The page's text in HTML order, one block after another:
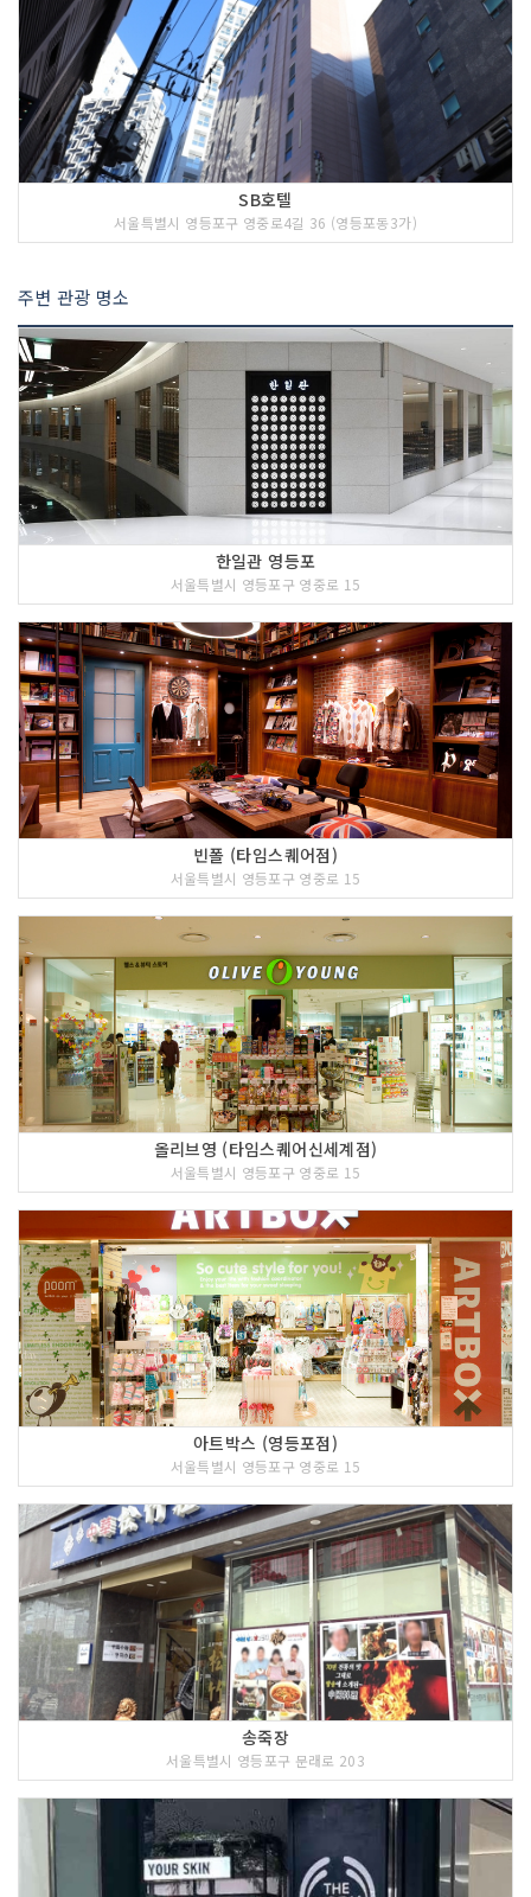
SB호텔
서울특별시 영등포구 영중로4길 36 (영등포동3가)
주변 관광 명소
한일관 영등포
서울특별시 영등포구 영중로 15
빈폴 (타임스퀘어점)
서울특별시 영등포구 영중로 15
올리브영 (타임스퀘어신세계점)
서울특별시 영등포구 영중로 15
아트박스 (영등포점)
서울특별시 영등포구 영중로 15
송죽장
서울특별시 영등포구 문래로 203